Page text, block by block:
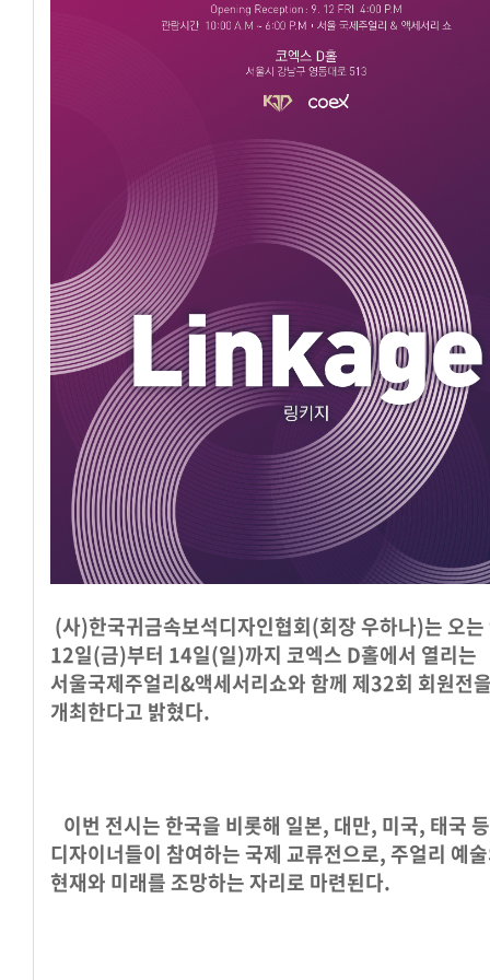
(사)한국귀금속보석디자인협회(회장 우하나)는 오
12일(금)부터 14일(일)까지 코엑스 D홀에서 열리는
서울국제주얼리&액세서리쇼와 함께 제32회 회원전
개최한다고 밝혔다.
이번 전시는 한국을 비롯해 일본, 대만, 미국, 태국
디자이너들이 참여하는 국제 교류전으로, 주얼리 예
현재와 미래를 조망하는 자리로 마련된다.